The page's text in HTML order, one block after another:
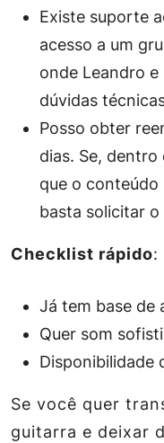
Existe suporte
acesso a um
onde Leandro
dúvidas
Posso obter
dias. Se,
que o conteúdo
basta solicitar
Checklist rápido:
Já tem base de
Quer som
Disponibilidade
Se você quer
guitarra e deixar